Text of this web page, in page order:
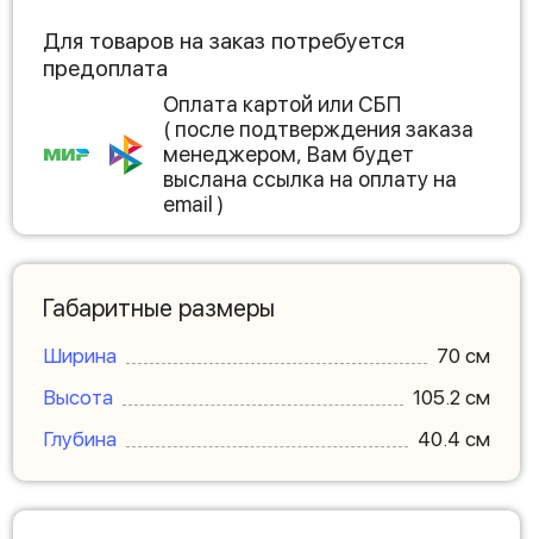
Для товаров на заказ потребуется
предоплата
Оплата картой или СБП
( после подтверждения заказа
менеджером, Вам будет
выслана ссылка на оплату на
email )
Габаритные размеры
Ширина
70 см
Высота
105.2 см
Глубина
40.4 см